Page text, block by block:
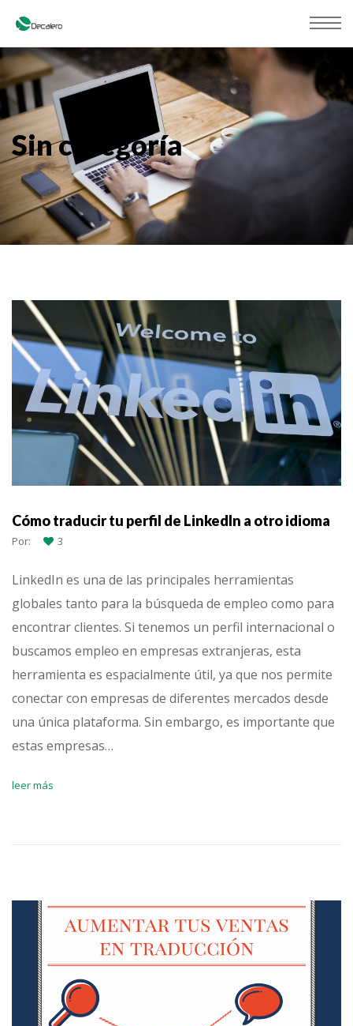
Sin categoría
Cómo traducir tu perfil de LinkedIn a otro idioma
Por: 3
LinkedIn es una de las principales herramientas
globales tanto para la búsqueda de empleo como para
encontrar clientes. Si tenemos un perfil internacional o
buscamos empleo en empresas extranjeras, esta
herramienta es espacialmente útil, ya que nos permite
conectar con empresas de diferentes mercados desde
una única plataforma. Sin embargo, es importante que
estas empresas…
leer más